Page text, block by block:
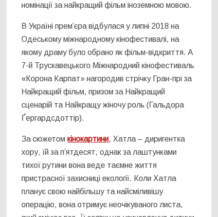
номінації за найкращий фільм іноземною мовою.
В Україні прем’єра відбулася у липні 2018 на
Одеському міжнародному кінофестивалі, на
якому драму було обрано як фільм-відкриття. А
7-й Трускавецького Міжнародний кінофестиваль
«Корона Карпат» нагородив стрічку Гран-прі за
Найкращий фільм, призом за Найкращий
сценарій та Найкращу жіночу роль (Гальдора
Ґергардсдоттір).
За сюжетомкінокартини, Хатла – диригентка
хору, їй за п’ятдесят, однак за лаштунками
тихої рутини вона веде таємне життя
пристрасної захисниці екології. Коли Хатла
планує свою найбільшу та найсміливішу
операцію, вона отримує неочікуваного листа,